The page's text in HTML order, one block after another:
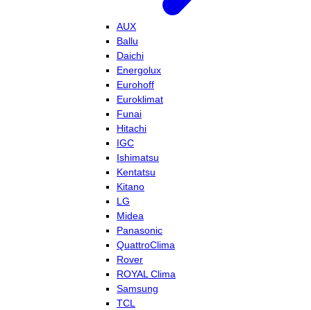
AUX
Ballu
Daichi
Energolux
Eurohoff
Euroklimat
Funai
Hitachi
IGC
Ishimatsu
Kentatsu
Kitano
LG
Midea
Panasonic
QuattroClima
Rover
ROYAL Clima
Samsung
TCL